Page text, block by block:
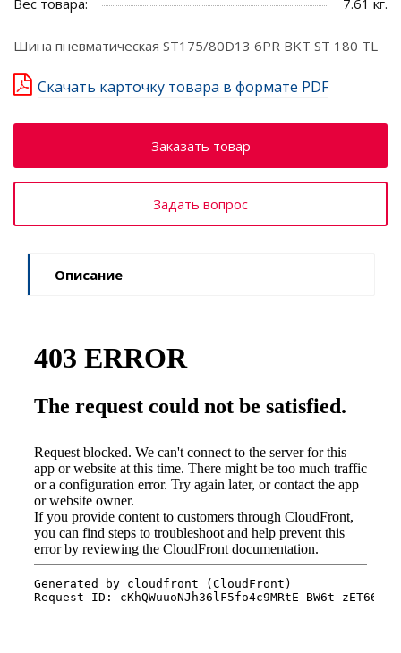
Шина пневматическая ST175/80D13 6PR BKT ST 180 TL
Скачать карточку товара в формате PDF
Заказать товар
Задать вопрос
Описание